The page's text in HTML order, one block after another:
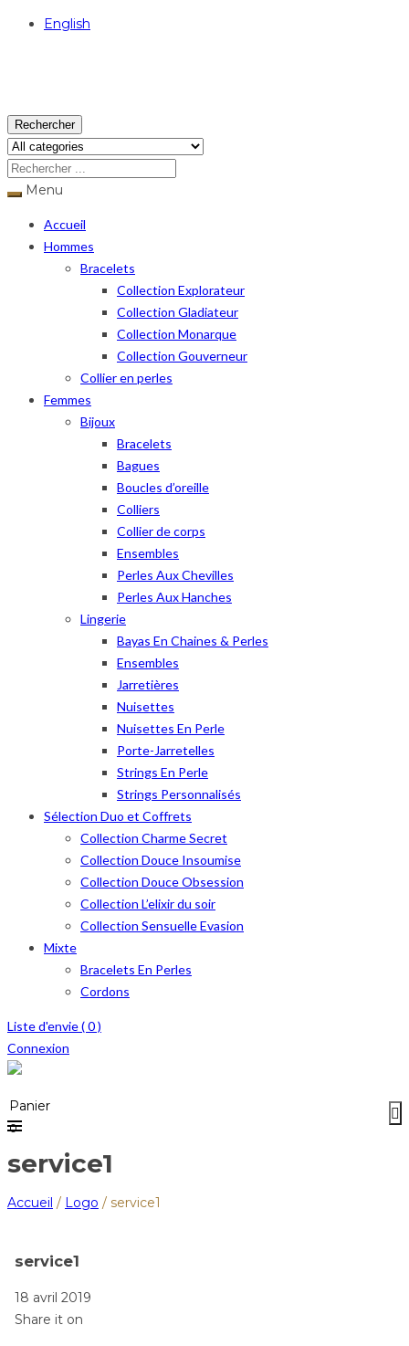
English
Rechercher
Menu
Accueil
Hommes
Bracelets
Collection Explorateur
Collection Gladiateur
Collection Monarque
Collection Gouverneur
Collier en perles
Femmes
Bijoux
Bracelets
Bagues
Boucles d’oreille
Colliers
Collier de corps
Ensembles
Perles Aux Chevilles
Perles Aux Hanches
Lingerie
Bayas En Chaines & Perles
Ensembles
Jarretières
Nuisettes
Nuisettes En Perle
Porte-Jarretelles
Strings En Perle
Strings Personnalisés
Sélection Duo et Coffrets
Collection Charme Secret
Collection Douce Insoumise
Collection Douce Obsession
Collection L’elixir du soir
Collection Sensuelle Evasion
Mixte
Bracelets En Perles
Cordons
Liste d'envie (0)
Connexion
Panier
0
service1
Accueil / Logo / service1
service1
18 avril 2019
Share it on